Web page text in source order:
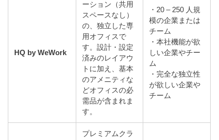
HQ by WeWork
ーション（共用
スペースなし）
の、独立した専
用オフィスで
す。設計・設定
済みのレイアウ
トに加え、基本
のアメニティな
どオフィスの必
需品が含まれま
す。
・20 – 250 人規
模の企業または
チーム
・本社機能が欲
しい企業やチー
ム
・完全な独立性
が欲しい企業や
チーム
プレミアムクラ